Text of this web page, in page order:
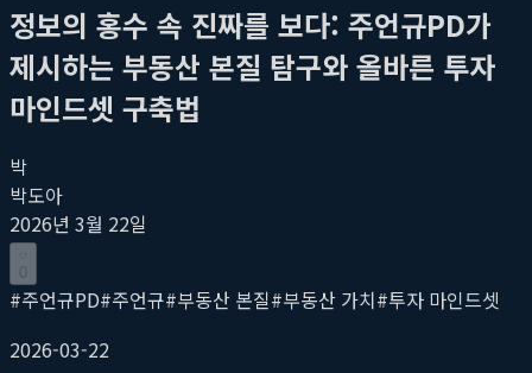
정보의 홍수 속 진짜를 보다: 주언규PD가
제시하는 부동산 본질 탐구와 올바른 투자
마인드셋 구축법
박
박도아
2026년 3월 22일
0
#주언규PD#주언규#부동산 본질#부동산 가치#투자 마인드셋
2026-03-22